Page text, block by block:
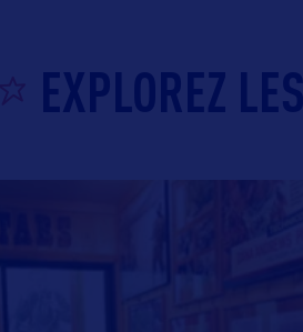
EXPLOREZ